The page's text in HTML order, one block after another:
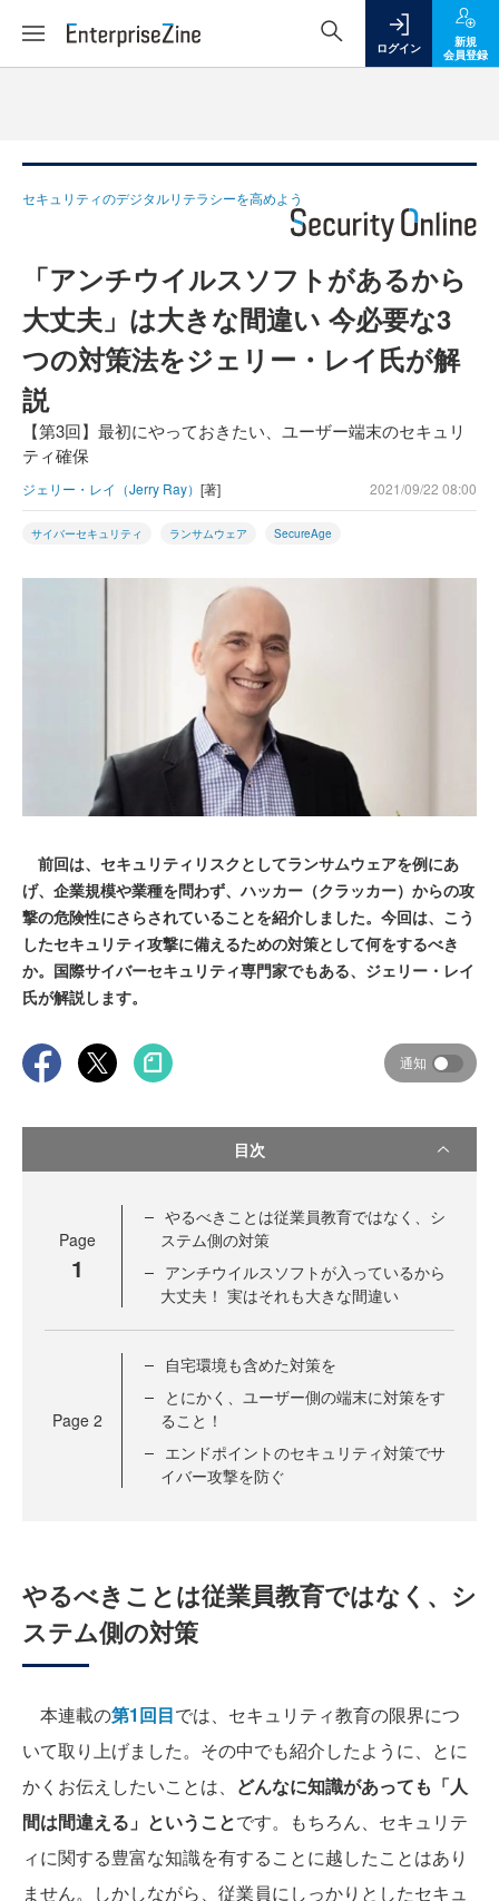
ログイン
新規
会員登録
セキュリティのデジタルリテラシーを高めよう
「アンチウイルスソフトがあるから
大丈夫」は大きな間違い 今必要な3
つの対策法をジェリー・レイ氏が解
説
【第3回】最初にやっておきたい、ユーザー端末のセキュリ
ティ確保
ジェリー・レイ（Jerry Ray） [著] 2021/09/22 08:00
サイバーセキュリティ ランサムウェア SecureAge
前回は、セキュリティリスクとしてランサムウェアを例にあ
げ、企業規模や業種を問わず、ハッカー（クラッカー）からの攻
撃の危険性にさらされていることを紹介しました。今回は、こう
したセキュリティ攻撃に備えるための対策として何をするべき
か。国際サイバーセキュリティ専門家でもある、ジェリー・レイ
氏が解説します。
通知
目次
Page
1
やるべきことは従業員教育ではなく、シ
ステム側の対策
アンチウイルスソフトが入っているから
大丈夫！ 実はそれも大きな間違い
Page 2
自宅環境も含めた対策を
とにかく、ユーザー側の端末に対策をす
ること！
エンドポイントのセキュリティ対策でサ
イバー攻撃を防ぐ
やるべきことは従業員教育ではなく、シ
ステム側の対策
本連載の第1回目では、セキュリティ教育の限界につ
いて取り上げました。その中でも紹介したように、とに
かくお伝えしたいことは、 どんなに知識があっても「人
間は間違える」ということです。もちろん、セキュリテ
ィに関する豊富な知識を有することに越したことはあり
ません。しかしながら、従業員にしっかりとしたセキュ